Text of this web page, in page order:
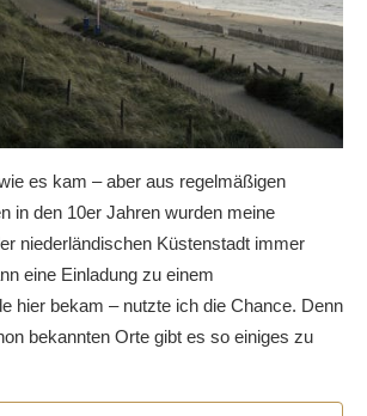
es kam – aber aus regelmäßigen
in den 10er Jahren wurden meine
niederländischen Küstenstadt immer
eine Einladung zu einem
hier bekam – nutzte ich die Chance. Denn
bekannten Orte gibt es so einiges zu